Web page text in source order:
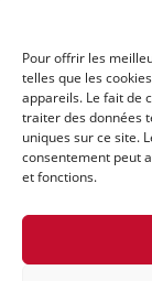
Pour offrir les
telles que les
appareils. Le fait de
traiter des données
uniques sur ce site.
consentement peut
et fonctions.
Trouver nos
Politique de frais
Termes et
Politique de